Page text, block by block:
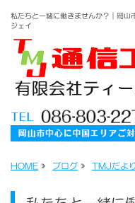
私たちと一緒に働きませんか？｜岡山
ジェイ
HOME » ブログ » TMJだよ